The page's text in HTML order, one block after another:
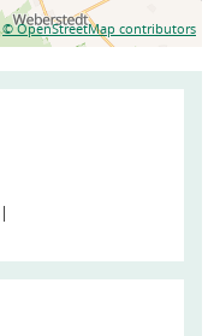
© OpenStreetMap contributors